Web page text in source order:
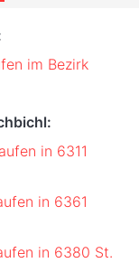
im Bezirk
in 6311
in 6361
in 6380 St.